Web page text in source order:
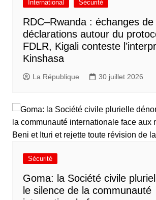
International Sécurité
RDC–Rwanda : échanges de
déclarations autour du
FDLR, Kigali conteste
Kinshasa
La République 30 juillet 2026
Sécurité
Goma: la Société civile
le silence de la communauté